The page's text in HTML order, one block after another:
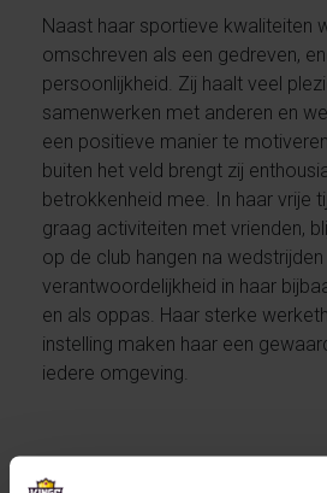
Naast haar sportieve kwaliteiten
omschreven als een gedreven,
persoonlijkheid. Zij haalt veel
samenwerken met anderen en
een positieve manier te
buiten het veld brengt zij
betrokkenheid mee. In haar vrije
graag activiteiten met vrienden,
op de club hangen na
verantwoordelijkheid in haar
en als oppas. Haar sterke
instelling maken haar een
iedere omgeving.
Na de zomer zal Daantje haar